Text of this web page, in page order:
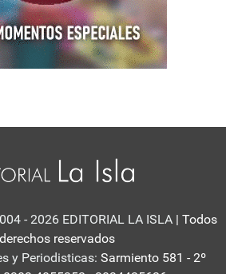
- 2026 EDITORIAL LA ISLA | Todos
reservados
y Periodisticas: Sarmiento 581 - 2º